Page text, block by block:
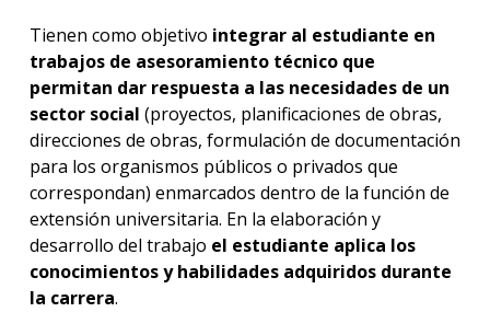
de
Tienen como objetivo integrar al estudiante en
trabajos de asesoramiento técnico que
permitan dar respuesta a las necesidades de un
sector social (proyectos, planificaciones de obras,
direcciones de obras, formulación de documentación
para los organismos públicos o privados que
correspondan) enmarcados dentro de la función de
extensión universitaria. En la elaboración y
desarrollo del trabajo el estudiante aplica los
conocimientos y habilidades adquiridos durante
la carrera.